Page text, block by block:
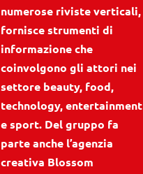
numerose riviste verticali,
fornisce strumenti di
informazione che
coinvolgono gli attori nei
settore beauty, food,
technology, entertainment
e sport. Del gruppo fa
parte anche l’agenzia
creativa Blossom